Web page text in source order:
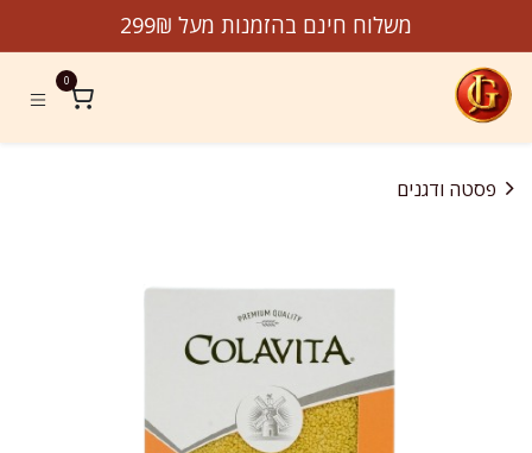
משלוח חינם בהזמנות מעל 299₪
0
פסטה ודגנים